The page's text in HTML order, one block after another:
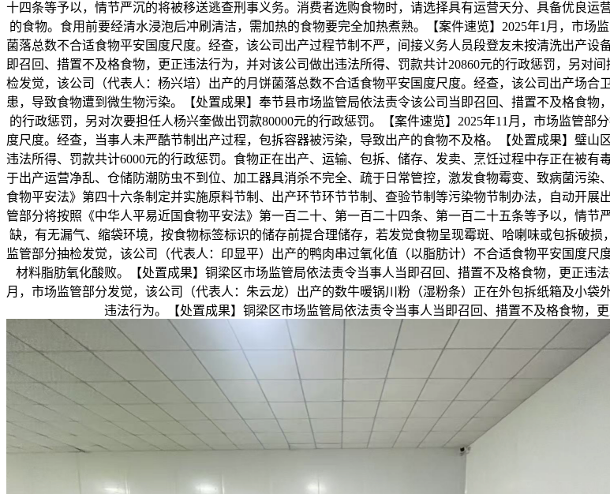
十四条等予以，情节严沉的将被移送逃查刑事义务。消费者选购食物时，请选择具有运营天分、具备优良
的食物。食用前要经清水浸泡后冲刷清洁，需加热的食物要完全加热煮熟。【案件速览】2025年1月，市场
菌落总数不合适食物平安国度尺度。经查，该公司出产过程节制不严，间接义务人员段登友未按清洗出产
即召回、措置不及格食物，更正违法行为，并对该公司做出违法所得、罚款共计20860元的行政惩罚，另对
检发觉，该公司（代表人：杨兴培）出产的月饼菌落总数不合适食物平安国度尺度。经查，该公司出产场
患，导致食物遭到微生物污染。【处置成果】奉节县市场监管局依法责令该公司当即召回、措置不及格食
的行政惩罚，另对次要担任人杨兴奎做出罚款80000元的行政惩罚。【案件速览】2025年11月，市场监管
度尺度。经查，当事人未严酷节制出产过程，包拆容器被污染，导致出产的食物不及格。【处置成果】璧
违法所得、罚款共计6000元的行政惩罚。食物正在出产、运输、包拆、储存、发卖、烹饪过程中存正在被
于出产运营净乱、仓储防潮防虫不到位、加工器具消杀不完全、疏于日常管控，激发食物霉变、致病菌污
食物平安法》第四十六条制定并实施原料节制、出产环节环节节制、查验节制等污染物节制办法，自动开
管部分将按照《中华人平易近国食物平安法》第一百二十、第一百二十四条、第一百二十五条等予以，情
缺，有无漏气、缩袋环境，按食物标签标识的储存前提合理储存，若发觉食物呈现霉斑、哈喇味或包拆破
监管部分抽检发觉，该公司（代表人：印显平）出产的鸭肉串过氧化值（以脂肪计）不合适食物平安国度
材料脂肪氧化酸败。【处置成果】铜梁区市场监管局依法责令当事人当即召回、措置不及格食物，更正违
月，市场监管部分发觉，该公司（代表人：朱云龙）出产的数牛暖锅川粉（湿粉条）正在外包拆纸箱及小
违法行为。【处置成果】铜梁区市场监管局依法责令当事人当即召回、措置不及格食物，